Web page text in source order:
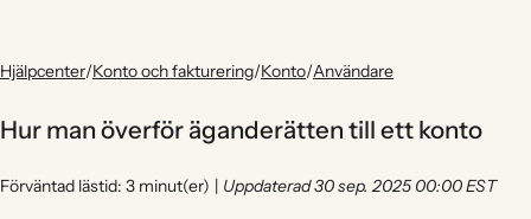
Hjälpcenter/Konto och fakturering/Konto/Användare
Hur man överför äganderätten till ett konto
Förväntad lästid: 3 minut(er) | Uppdaterad 30 sep. 2025 00:00 EST